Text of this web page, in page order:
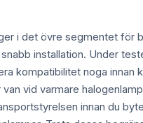
i det övre segmentet
installation. Under
kompatibilitet noga
vid varmare
innan du